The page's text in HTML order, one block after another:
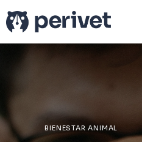
BIENESTAR ANIMAL